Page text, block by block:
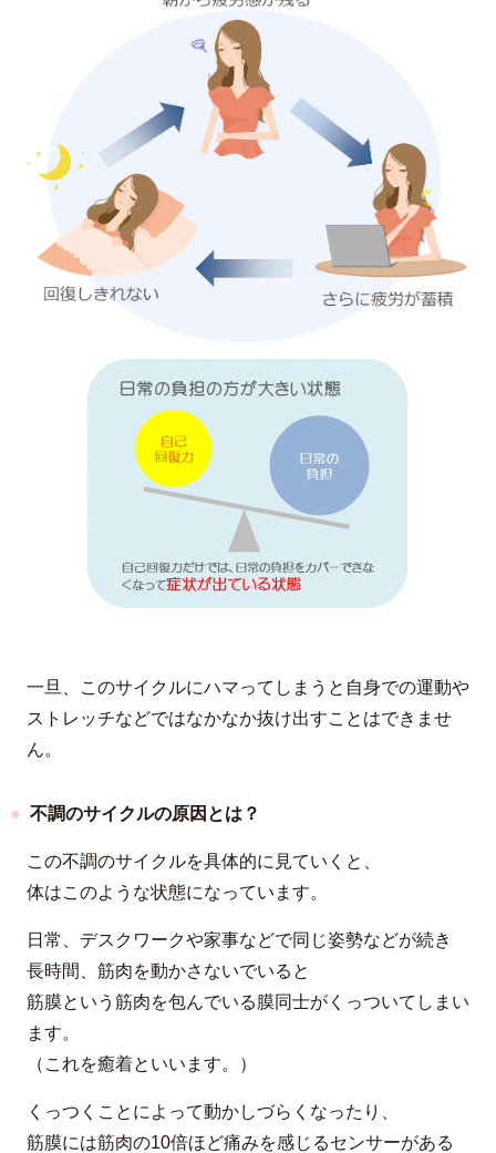
一旦、このサイクルにハマってしまうと自身での運動や
ストレッチなどではなかなか抜け出すことはできませ
ん。
不調のサイクルの原因とは？
この不調のサイクルを具体的に見ていくと、
体はこのような状態になっています。
日常、デスクワークや家事などで同じ姿勢などが続き
長時間、筋肉を動かさないでいると
筋膜という筋肉を包んでいる膜同士がくっついてしまい
ます。
（これを癒着といいます。）
くっつくことによって動かしづらくなったり、
筋膜には筋肉の10倍ほど痛みを感じるセンサーがある